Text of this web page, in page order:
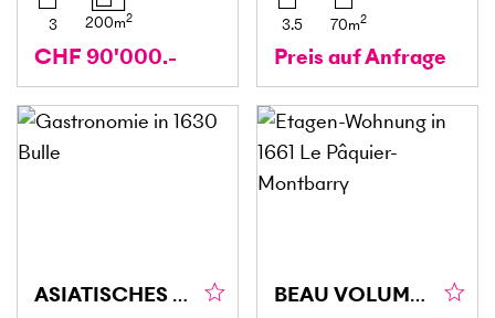
3 200m2
CHF 90'000.-
3.5 70m2
Preis auf Anfrage
ASIATISCHES RESTAURANT IM HERZEN VON BULLE
BEAU VOLUME ET PROCHE DE GSTAAD